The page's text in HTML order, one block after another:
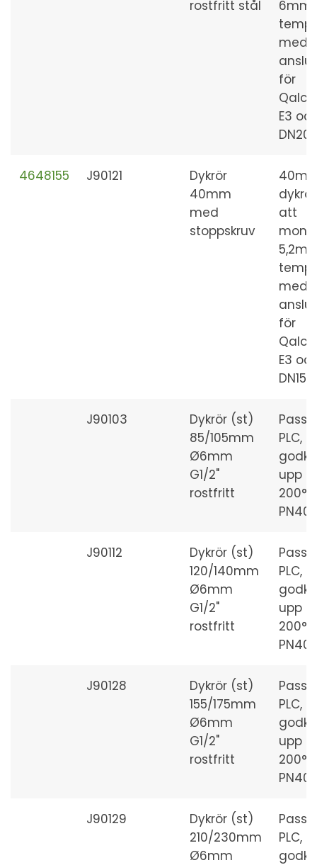
rostfritt stål
6mm
med
för
E3
4648155 J90121
Dykrör
40mm
med
stoppskruv
att
med
för
E3
J90103
Dykrör (st)
85/105mm
Ø6mm
G1/2"
rostfritt
PLC,
upp
PN40
J90112
Dykrör (st)
120/140mm
Ø6mm
G1/2"
rostfritt
PLC,
upp
PN40
J90128
Dykrör (st)
155/175mm
Ø6mm
G1/2"
rostfritt
PLC,
upp
PN40
J90129
Dykrör (st)
210/230mm
Ø6mm
PLC,